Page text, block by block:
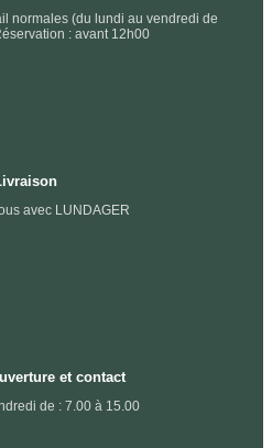
normales (du lundi au vendredi de
: avant 12h00
avec LUNDAGER
et contact
de : 7.00 à 15.00